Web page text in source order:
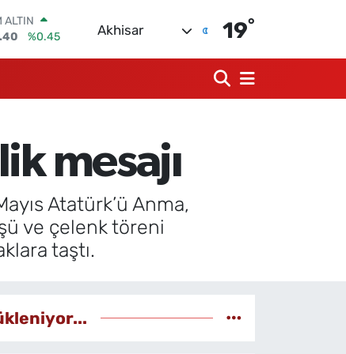
%70
%0
Akhisar 19°
mesajı
Atatürk’ü Anma,
ve çelenk töreni
taştı.